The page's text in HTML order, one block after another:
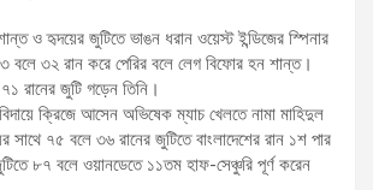
ও হৃদয়ের জুটিতে ভাঙন ধরান ওয়েস্ট ইন্ডিজের স্পিনার
বলে ৩২ রান করে পেরির বলে লেগ বিফোর হন শান্ত।
রানের জুটি গড়েন তিনি।
ক্রিজে আসেন অভিষেক ম্যাচ খেলতে নামা মাহিদুল
৭৫ বলে ৩৬ রানের জুটিতে বাংলাদেশের রান ১শ পার
৮৭ বলে ওয়ানডেতে ১১তম হাফ-সেঞ্চুরি পূর্ণ করেন